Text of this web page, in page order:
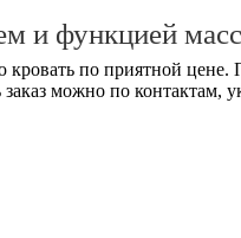
и функцией
по приятной цене.
можно по контактам,